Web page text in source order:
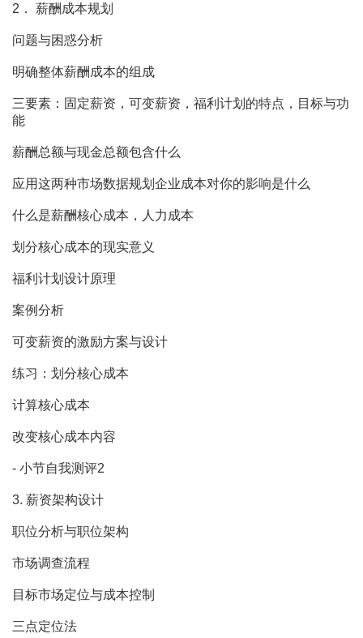
2． 薪酬成本规划
问题与困惑分析
明确整体薪酬成本的组成
三要素：固定薪资，可变薪资，福利计划的特点，目标与功
能
薪酬总额与现金总额包含什么
应用这两种市场数据规划企业成本对你的影响是什么
什么是薪酬核心成本，人力成本
划分核心成本的现实意义
福利计划设计原理
案例分析
可变薪资的激励方案与设计
练习：划分核心成本
计算核心成本
改变核心成本内容
- 小节自我测评2
3. 薪资架构设计
职位分析与职位架构
市场调查流程
目标市场定位与成本控制
三点定位法